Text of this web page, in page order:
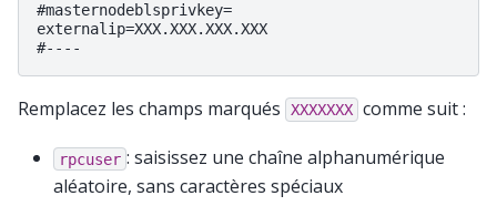
#masternodeblsprivkey=
externalip=XXX.XXX.XXX.XXX
Remplacez les champs marqués XXXXXXX comme suit :
rpcuser : saisissez une chaîne alphanumérique
aléatoire, sans caractères spéciaux